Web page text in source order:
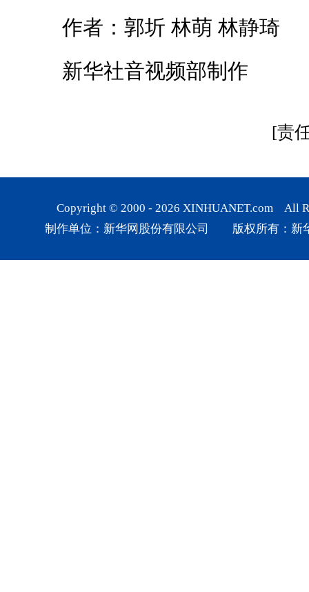
作者：郭圻 林萌 林静琦
新华社音视频部制作
[责
Copyright © 2000 - 2026 XINHUANET.com All
制作单位：新华网股份有限公司 版权所有：新